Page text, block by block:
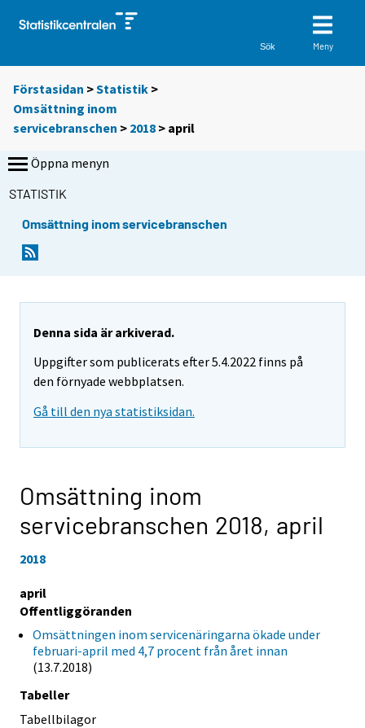
Sök Meny
Förstasidan >Statistik >
Omsättning inom
servicebranschen > 2018 > april
Öppna menyn
STATISTIK
Omsättning inom servicebranschen
Denna sida är arkiverad.
Uppgifter som publicerats efter 5.4.2022 finns på
den förnyade webbplatsen.
Gå till den nya statistiksidan.
Omsättning inom
servicebranschen 2018, april
2018
april
Offentliggöranden
Omsättningen inom servicenäringarna ökade under
februari-april med 4,7 procent från året innan
(13.7.2018)
Tabeller
Tabellbilagor